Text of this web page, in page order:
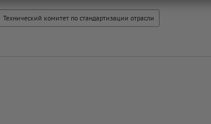
Технический комитет по стандартизации отрасли